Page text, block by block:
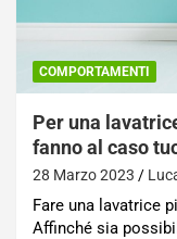
COMPORTAMENTI
Per una
fanno al caso
28 Marzo 2023
Fare una lavatrice
Affinché sia